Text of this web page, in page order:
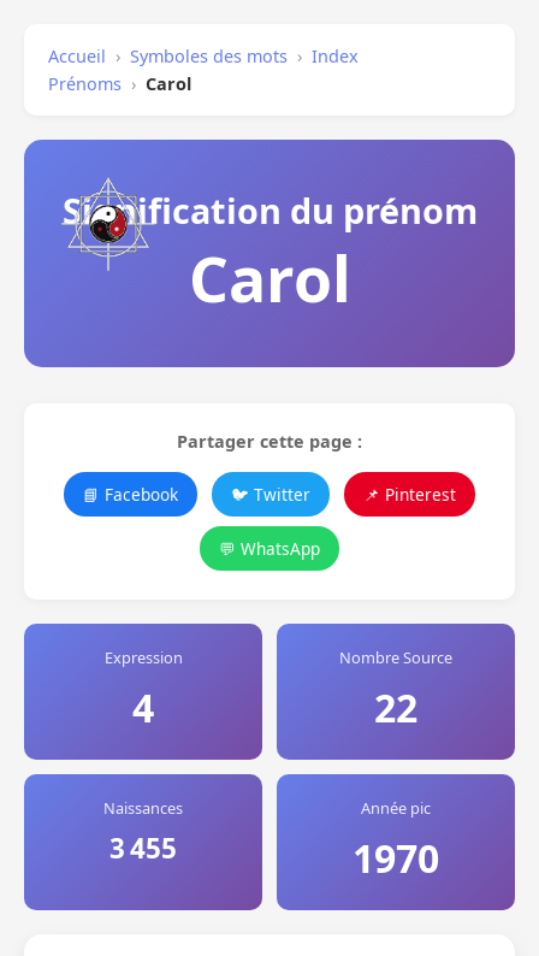
Accueil › Symboles des mots › Index
Prénoms › Carol
Signification du prénom
Carol
Partager cette page :
📘 Facebook 🐦 Twitter 📌 Pinterest
💬 WhatsApp
Expression
4
Nombre Source
22
Naissances
3 455
Année pic
1970